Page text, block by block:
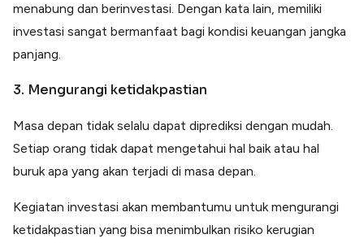
menabung dan berinvestasi. Dengan kata lain, memiliki
investasi sangat bermanfaat bagi kondisi keuangan jangka
panjang.
3. Mengurangi ketidakpastian
Masa depan tidak selalu dapat diprediksi dengan mudah.
Setiap orang tidak dapat mengetahui hal baik atau hal
buruk apa yang akan terjadi di masa depan.
Kegiatan investasi akan membantumu untuk mengurangi
ketidakpastian yang bisa menimbulkan risiko kerugian